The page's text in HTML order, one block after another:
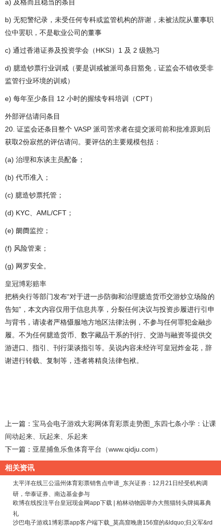
a) 及格而且稳当的条目
b) 无犯警纪录，未受任何专科或监管机构的辞谢，未被法院从董事职
位中罢职，不是歇业公司的董事
c) 通过香港证券及投资学会（HKSI）1 及 2 级熟习
d) 臆造钞票行业训戒（要是训戒被派司条目豁免，证监会不错收受非
监管行业环境的训戒）
e) 每年至少条目 12 小时的握续专科培训（CPT）
外部评估请问条目
20. 证监会还条目整个 VASP 派司苦求者在提交派司前和批准原则后
获取2份寂然的评估请问。要评估的主要规模包括：
(a) 治理和东谈主员配备；
(b) 代币准入；
(c) 臆造钞票托管；
(d) KYC、AML/CFT；
(e) 阛阓监控；
(f) 风险管束；
(g) 网罗安全。
皇冠博彩赔率
把柄央行等部门发布“对于进一步防御和治理臆造货币交游炒立场险的
告知”，本文内容仅用于信息共享，分裂任何决议与投资步履进行引申
与背书，请读者严格慑服地方地区法律法例，不参与任何罪犯金融步
履。不为任何臆造货币、数字藏品干系的刊行、交游与融资等提供交
游进口、指引、刊行渠谈指引等。吴说内容未经许可皇冠炸金花，辞
谢进行转载、复制等，违者将精良法律包袱。
上一篇： 宝马会电子游戏大彩网体育彩票走势图_东四七条小学：让课
间动起来、玩起来、乐起来
下一篇： 亚星捕鱼乐鱼体育平台（www.qidju.com）
相关资讯
太平洋在线三公温州体育彩票销售点申请_东兴证券：12月21日经受机构调
研，华泰证券、南边基金参与
欧博在线投注平台皇冠现金网app下载 | 柏林动物园举办大熊猫转头牌揭幕典
礼
沙巴电子游戏1博彩票app客户端下载_莫高窟晚唐156窟的&ldquo;归义军&rd